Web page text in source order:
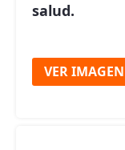
salud.
VER